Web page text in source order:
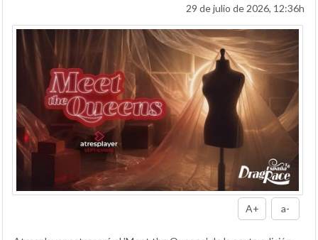
29 de julio de 2026, 12:36h
A+ a-